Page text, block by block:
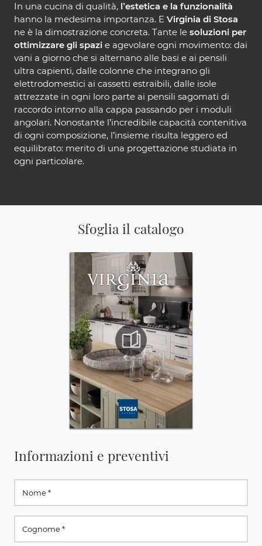
In una cucina di qualità, l’estetica e la funzionalità
hanno la medesima importanza. E Virginia di Stosa
ne è la dimostrazione concreta. Tante le soluzioni per
ottimizzare gli spazi e agevolare ogni movimento: dai
vani a giorno che si alternano alle basi e ai pensili
ultra capienti, dalle colonne che integrano gli
elettrodomestici ai cassetti estraibili, dalle isole
attrezzate in ogni loro parte ai pensili sagomati di
raccordo intorno alla cappa passando per i moduli
angolari. Nonostante l’incredibile capacità contenitiva
di ogni composizione, l’insieme risulta leggero ed
equilibrato: merito di una progettazione studiata in
ogni particolare.
Sfoglia il catalogo
Informazioni e preventivi